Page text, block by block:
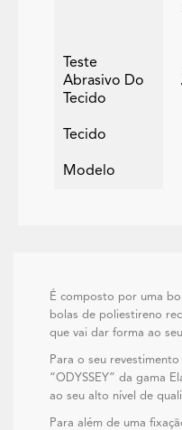
Teste
Abrasivo Do
Tecido
Tecido
Modelo
É composto por uma
bolas de poliestireno
que vai dar forma ao
Para o seu
“ODYSSEY” da gama
ao seu alto nível de
Para além de uma